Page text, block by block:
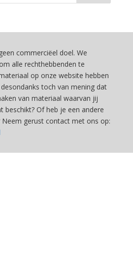
commerciëel doel. We
alle rechthebbenden te
op onze website hebben
toch van mening dat
van materiaal waarvan jij
beschikt? Of heb je een andere
gerust contact met ons op: